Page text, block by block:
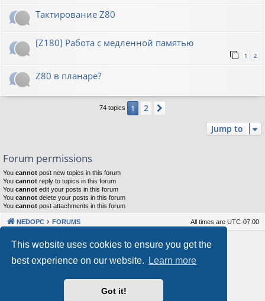
This website uses cookies to ensure you get the
best experience on our website.
Learn more
Got it!
Тактирование Z80
[Z180] Работа с медленной памятью
1 2
Z80 в планаре?
74 topics 1 2
Jump to
Forum permissions
You cannot post new topics in this forum
You cannot reply to topics in this forum
You cannot edit your posts in this forum
You cannot delete your posts in this forum
You cannot post attachments in this forum
NEDOPC FORUMS All times are UTC-07:00
Powered by phpBB® Forum Software © phpBB Limited
Our VPS Hosting By RimuHosting
This server is located in London data center